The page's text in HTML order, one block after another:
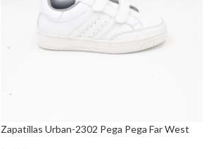
Zapatillas Urban-2302 Pega Pega Far West